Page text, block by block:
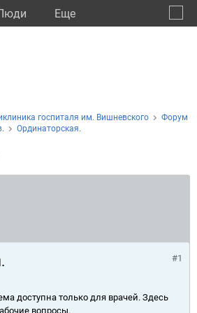
Eще
госпиталя им. Вишневского
Форум
Ординаторская.
#1
доступна только для врачей. Здесь
вопросы.